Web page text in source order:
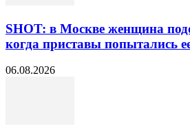
SHOT: в Москве женщина
когда приставы попытались
06.08.2026